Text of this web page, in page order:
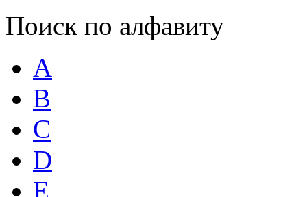
Поиск по алфавиту
A
B
C
D
E